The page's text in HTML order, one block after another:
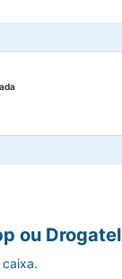
ou Drogatel